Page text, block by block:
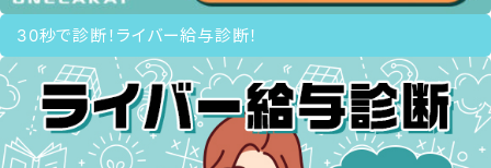
30秒で診断！ライバー給与診断！